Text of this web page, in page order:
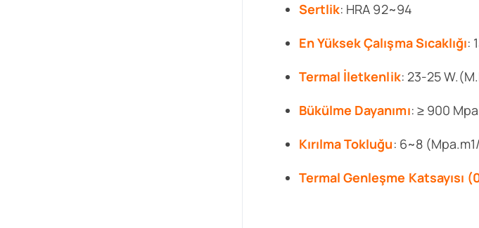
Sertlik: HRA 92~94
En Yüksek Çalışma Sıcaklığı:
Termal İletkenlik: 23-25
Bükülme Dayanımı: ≥ 900 Mpa
Kırılma Tokluğu: 6~8
Termal Genleşme Katsayısı